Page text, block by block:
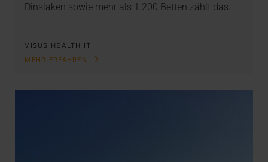
Dinslaken sowie mehr als 1.200 Betten zählt das…
VISUS HEALTH IT
MEHR ERFAHREN